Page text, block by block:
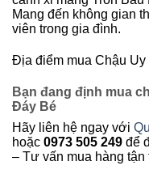
Mang đến không gian
viên trong gia đình.
Địa điểm mua Chậu
Bạn đang định mua
Đáy Bé
Hãy liên hệ ngay với
hoặc 0973 505 249 để
– Tư vấn mua hàng tận